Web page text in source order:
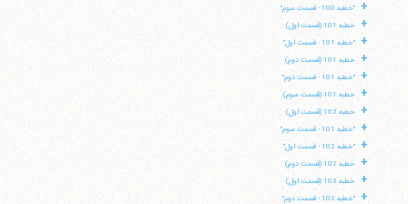
+ "خطبه 100 - قسمت سوم"
+ خطبه 101 (قسمت اول)
+ "خطبه 101 - قسمت اول"
+ خطبه 101 (قسمت دوم)
+ "خطبه 101 - قسمت دوم"
+ خطبه 101 (قسمت سوم)
+ خطبه 102 (قسمت اول)
+ "خطبه 101 - قسمت سوم"
+ "خطبه 102 - قسمت اول"
+ خطبه 102 (قسمت دوم)
+ خطبه 103 (قسمت اول)
+ "خطبه 102 - قسمت دوم"